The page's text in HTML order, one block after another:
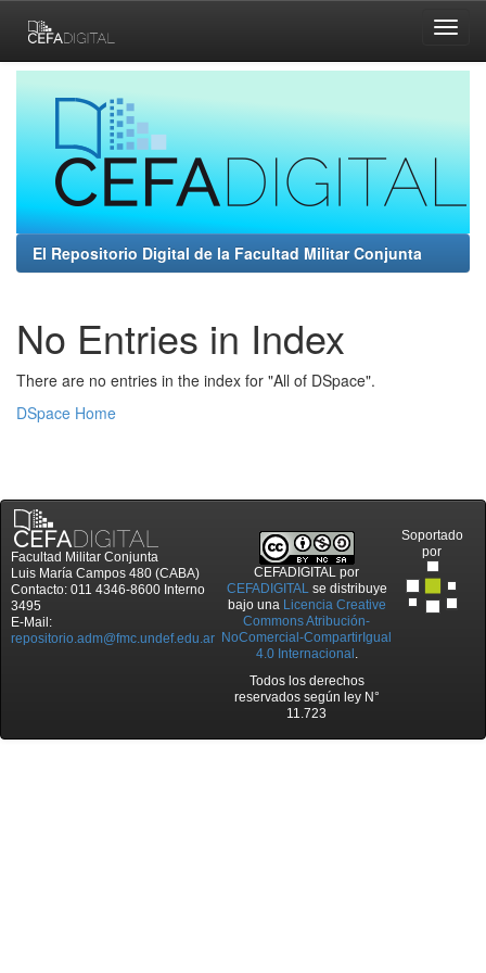
navigation
El Repositorio Digital de la Facultad Militar Conjunta
No Entries in Index
There are no entries in the index for "All of DSpace".
DSpace Home
Facultad Militar Conjunta
Luis María Campos 480 (CABA)
Contacto: 011 4346-8600 Interno
3495
E-Mail:
repositorio.adm@fmc.undef.edu.ar
CEFADIGITAL por
CEFADIGITALse distribuye
bajo una Licencia Creative
Commons Atribución-
NoComercial-CompartirIgual
4.0 Internacional .
Todos los derechos
reservados según ley N°
11.723
Soportado
por